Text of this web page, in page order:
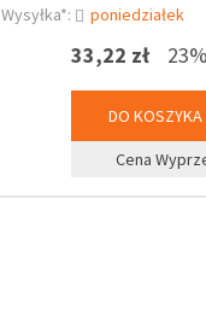
Wysyłka*: poniedziałek
33,22 zł 23%
DO KOSZYKA
Cena